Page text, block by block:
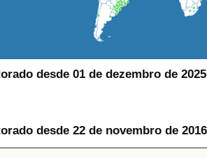
desde 01 de dezembro de
desde 22 de novembro de